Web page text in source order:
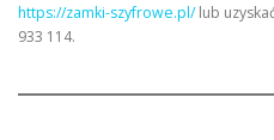
https://zamki-szyfrowe.pl/lub
933 114.